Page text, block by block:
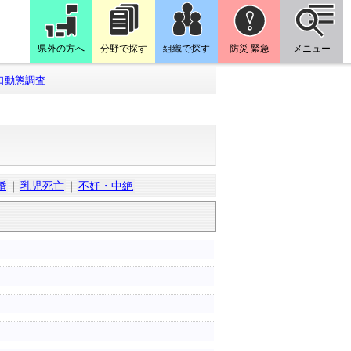
県外の方へ 分野で探す 組織で探す 防災 緊急 メニュー
動態調査
｜ 乳児死亡 ｜ 不妊・中絶